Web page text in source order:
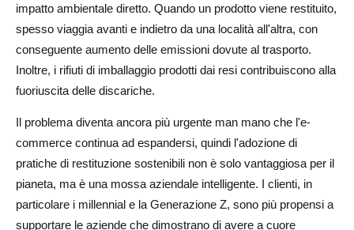
impatto ambientale diretto. Quando un prodotto viene restituito,
spesso viaggia avanti e indietro da una località all'altra, con
conseguente aumento delle emissioni dovute al trasporto.
Inoltre, i rifiuti di imballaggio prodotti dai resi contribuiscono alla
fuoriuscita delle discariche.
Il problema diventa ancora più urgente man mano che l'e-
commerce continua ad espandersi, quindi l'adozione di
pratiche di restituzione sostenibili non è solo vantaggiosa per il
pianeta, ma è una mossa aziendale intelligente. I clienti, in
particolare i millennial e la Generazione Z, sono più propensi a
supportare le aziende che dimostrano di avere a cuore